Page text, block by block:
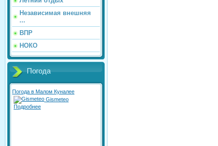
Независимая внешняя
...
ВПР
НОКО
Погода
Погода в Малом Куналее
Gismeteo
Подробнее